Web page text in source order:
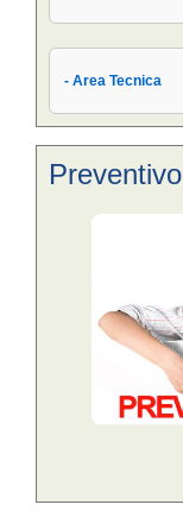
- Area Tecnica
Preventivo